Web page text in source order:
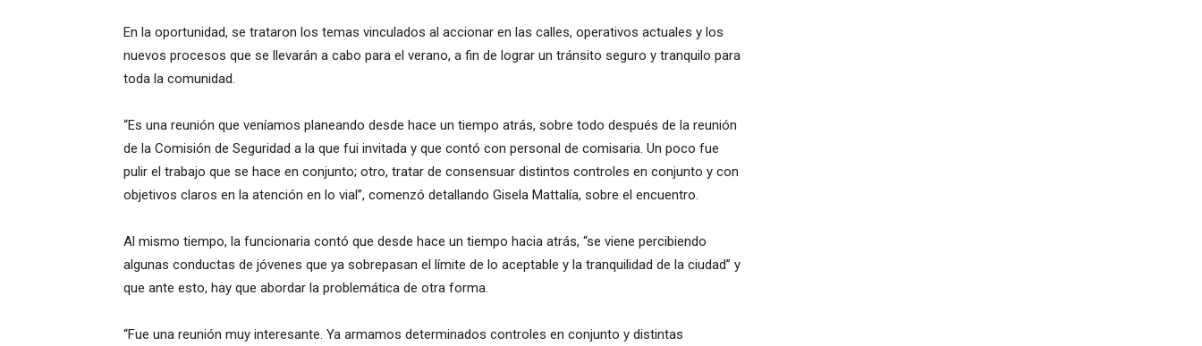
En la oportunidad, se trataron los temas vinculados al accionar en las calles, operativos actuales y los
nuevos procesos que se llevarán a cabo para el verano, a fin de lograr un tránsito seguro y tranquilo para
toda la comunidad.
“Es una reunión que veníamos planeando desde hace un tiempo atrás, sobre todo después de la reunión
de la Comisión de Seguridad a la que fui invitada y que contó con personal de comisaria. Un poco fue
pulir el trabajo que se hace en conjunto; otro, tratar de consensuar distintos controles en conjunto y con
objetivos claros en la atención en lo vial”, comenzó detallando Gisela Mattalía, sobre el encuentro.
Al mismo tiempo, la funcionaria contó que desde hace un tiempo hacia atrás, “se viene percibiendo
algunas conductas de jóvenes que ya sobrepasan el límite de lo aceptable y la tranquilidad de la ciudad” y
que ante esto, hay que abordar la problemática de otra forma.
“Fue una reunión muy interesante. Ya armamos determinados controles en conjunto y distintas